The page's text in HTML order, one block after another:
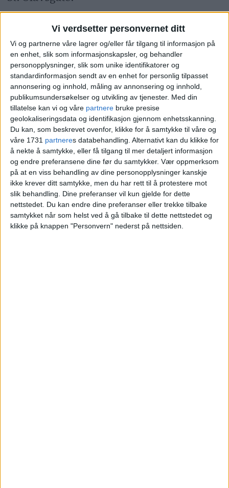
Vi verdsetter personvernet ditt
Vi og partnerne våre lagrer og/eller får tilgang til informasjon på
en enhet, slik som informasjonskapsler, og behandler
personopplysninger, slik som unike identifikatorer og
standardinformasjon sendt av en enhet for personlig tilpasset
annonsering og innhold, måling av annonsering og innhold,
publikumsundersøkelser og utvikling av tjenester. Med din
tillatelse kan vi og våre partnere bruke presise
geolokaliseringsdata og identifikasjon gjennom enhetsskanning.
Du kan, som beskrevet ovenfor, klikke for å samtykke til våre og
våre 1731 partneres databehandling. Alternativt kan du klikke for
å nekte å samtykke, eller få tilgang til mer detaljert informasjon
og endre preferansene dine før du samtykker. Vær oppmerksom
på at en viss behandling av dine personopplysninger kanskje
ikke krever ditt samtykke, men du har rett til å protestere mot
slik behandling. Dine preferanser vil kun gjelde for dette
nettstedet. Du kan endre dine preferanser eller trekke tilbake
samtykket når som helst ved å gå tilbake til dette nettstedet og
klikke på knappen "Personvern" nederst på nettsiden.
Byens 80 000 studenter har
manglet et felles
samlingssted i sentrum. Nå
kommer snart Oslos nye
studenthus